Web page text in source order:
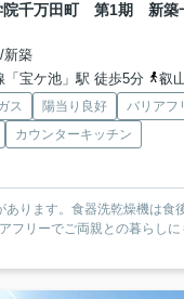
新築
「宝ケ池」駅 徒歩5分
叡山電
ス 陽当り良好
バリアフ
カウンターキッチン
あります。食器洗乾燥機は食
フリーでご両親との暮らしに